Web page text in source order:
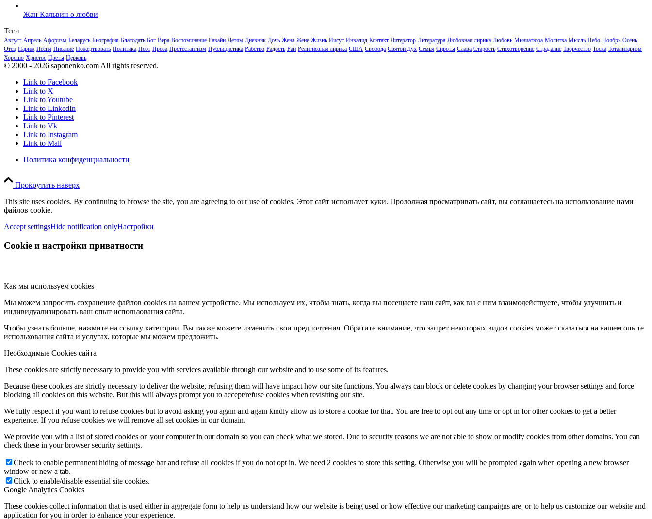
Жан Кальвин о любви
Теги
Август Апрель Афоризм Беларусь Биография Благодать Бог Вера Воспоминание Гавайи Детям Дневник Дочь Жена Жене Жизнь Иисус Инвалид Контакт Литератор Литература Любовная лирика Любовь Миниатюра Молитва Мысль Небо Ноябрь Осень
Отец Париж Песня Писание Пожертвовать Политика Поэт Проза Протестантизм Публицистика Рабство Радость Рай Религиозная лирика США Свобода Святой Дух Семья Сироты Слава Старость Стихотворение Страдание Творчество Тоска Тоталитаризм
Хорошо Христос Цветы Церковь
© 2000 - 2026 saponenko.com All rights reserved.
Link to Facebook
Link to X
Link to Youtube
Link to LinkedIn
Link to Pinterest
Link to Vk
Link to Instagram
Link to Mail
Политика конфиденциальности
Прокрутить наверх
This site uses cookies. By continuing to browse the site, you are agreeing to our use of cookies. Этот сайт использует куки. Продолжая просматривать сайт, вы соглашаетесь на использование нами
файлов cookie.
Accept settingsHide notification onlyНастройки
Cookie и настройки приватности
Как мы используем cookies
Мы можем запросить сохранение файлов cookies на вашем устройстве. Мы используем их, чтобы знать, когда вы посещаете наш сайт, как вы с ним взаимодействуете, чтобы улучшить и
индивидуализировать ваш опыт использования сайта.
Чтобы узнать больше, нажмите на ссылку категории. Вы также можете изменить свои предпочтения. Обратите внимание, что запрет некоторых видов cookies может сказаться на вашем опыте
испольхования сайта и услугах, которые мы можем предложить.
Необходимые Cookies сайта
These cookies are strictly necessary to provide you with services available through our website and to use some of its features.
Because these cookies are strictly necessary to deliver the website, refusing them will have impact how our site functions. You always can block or delete cookies by changing your browser settings and force
blocking all cookies on this website. But this will always prompt you to accept/refuse cookies when revisiting our site.
We fully respect if you want to refuse cookies but to avoid asking you again and again kindly allow us to store a cookie for that. You are free to opt out any time or opt in for other cookies to get a better
experience. If you refuse cookies we will remove all set cookies in our domain.
We provide you with a list of stored cookies on your computer in our domain so you can check what we stored. Due to security reasons we are not able to show or modify cookies from other domains. You can
check these in your browser security settings.
Check to enable permanent hiding of message bar and refuse all cookies if you do not opt in. We need 2 cookies to store this setting. Otherwise you will be prompted again when opening a new browser
window or new a tab.
Click to enable/disable essential site cookies.
Google Analytics Cookies
These cookies collect information that is used either in aggregate form to help us understand how our website is being used or how effective our marketing campaigns are, or to help us customize our website and
application for you in order to enhance your experience.